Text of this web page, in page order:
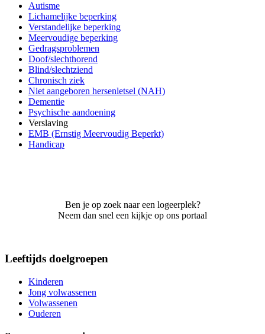
Autisme
Lichamelijke beperking
Verstandelijke beperking
Meervoudige beperking
Gedragsproblemen
Doof/slechthorend
Blind/slechtziend
Chronisch ziek
Niet aangeboren hersenletsel (NAH)
Dementie
Psychische aandoening
Verslaving
EMB (Ernstig Meervoudig Beperkt)
Handicap
Ben je op zoek naar een logeerplek?
Neem dan snel een kijkje op ons portaal
Leeftijds doelgroepen
Kinderen
Jong volwassenen
Volwassenen
Ouderen